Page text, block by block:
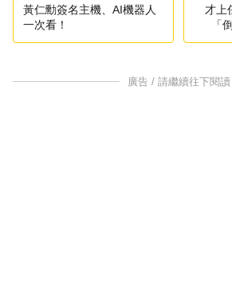
黃仁勳簽名主機、AI機器人
一次看！
才上
「
廣告 / 請繼續往下閱讀